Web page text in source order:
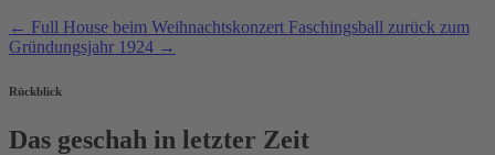
← Full House beim Weihnachtskonzert Faschingsball zurück zum
Gründungsjahr 1924 →
Rückblick
Das geschah in letzter Zeit